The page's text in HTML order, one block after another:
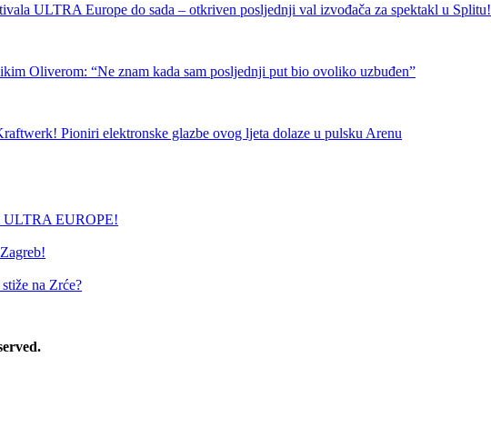
ULTRA Europe do sada – otkriven posljednji val izvođača za spektakl u Splitu!
Oliverom: “Ne znam kada sam posljednji put bio ovoliko uzbuđen”
Pioniri elektronske glazbe ovog ljeta dolaze u pulsku Arenu
ULTRA EUROPE!
na Zrće?